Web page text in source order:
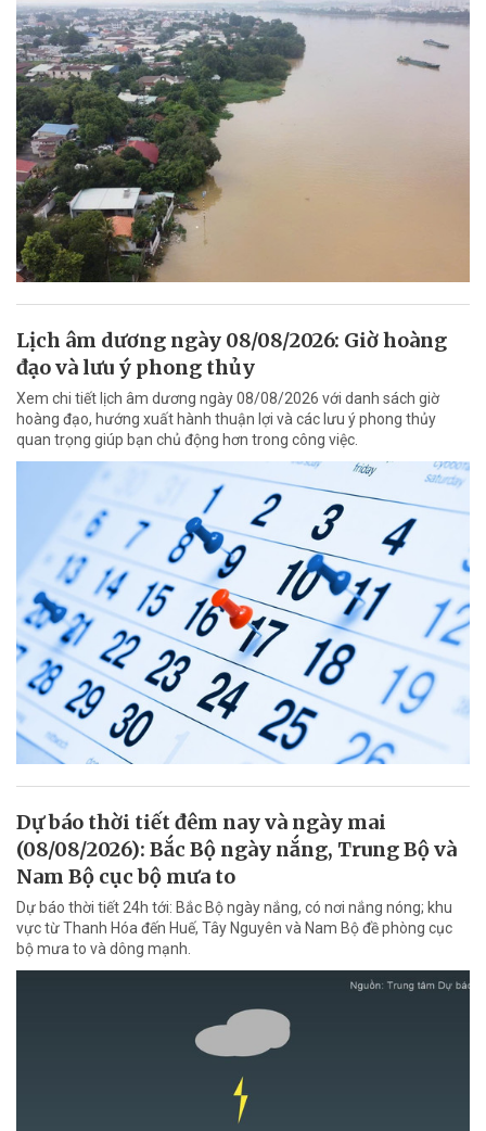
Lịch âm dương ngày 08/08/2026: Giờ hoàng
đạo và lưu ý phong thủy
Xem chi tiết lịch âm dương ngày 08/08/2026 với danh sách giờ
hoàng đạo, hướng xuất hành thuận lợi và các lưu ý phong thủy
quan trọng giúp bạn chủ động hơn trong công việc.
Dự báo thời tiết đêm nay và ngày mai
(08/08/2026): Bắc Bộ ngày nắng, Trung Bộ và
Nam Bộ cục bộ mưa to
Dự báo thời tiết 24h tới: Bắc Bộ ngày nắng, có nơi nắng nóng; khu
vực từ Thanh Hóa đến Huế, Tây Nguyên và Nam Bộ đề phòng cục
bộ mưa to và dông mạnh.